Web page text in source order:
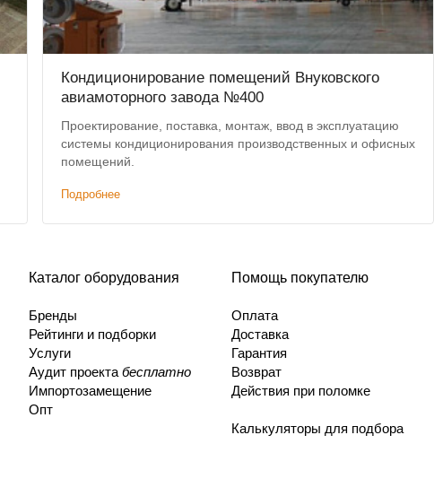
Кондиционирование помещений Внуковского
авиамоторного завода №400
Проектирование, поставка, монтаж, ввод в эксплуатацию
системы кондиционирования производственных и офисных
помещений.
Подробнее
Каталог оборудования
Бренды
Рейтинги и подборки
Услуги
Аудит проекта бесплатно
Импортозамещение
Опт
Помощь покупателю
Оплата
Доставка
Гарантия
Возврат
Действия при поломке
Калькуляторы для подбора